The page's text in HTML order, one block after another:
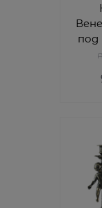
под